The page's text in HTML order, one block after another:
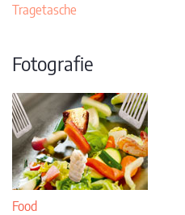
Tragetasche
Fotografie
Food